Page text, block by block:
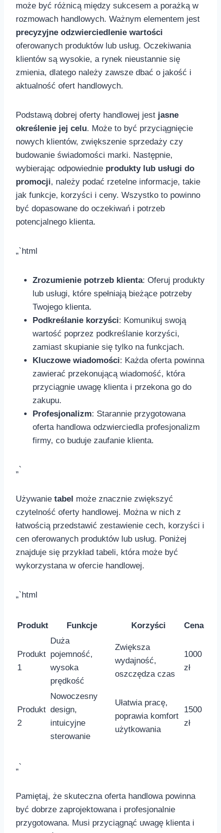
może ⁤być różnicą między sukcesem a porażką w
rozmowach handlowych. Ważnym elementem jest​
precyzyjne odzwierciedlenie wartości
oferowanych produktów lub usług. Oczekiwania
klientów są wysokie,⁣ a rynek nieustannie się
zmienia,‌ dlatego należy zawsze dbać o jakość i
aktualność ofert handlowych.
Podstawą ‌dobrej oferty handlowej jest jasne
określenie jej celu. Może to być przyciągnięcie
nowych ​klientów, zwiększenie sprzedaży czy
budowanie świadomości marki. Następnie,
wybierając odpowiednie​ produkty lub ‌usługi do
⁢promocji, należy ‌podać rzetelne informacje,‌ takie
jak funkcje, ⁣korzyści i ceny. Wszystko to powinno
być dopasowane do oczekiwań i potrzeb
potencjalnego klienta.
„`html
Zrozumienie ⁢potrzeb klienta: Oferuj ‍produkty
​lub usługi, które spełniają bieżące potrzeby
Twojego⁤ klienta.
Podkreślanie korzyści: Komunikuj swoją
wartość poprzez podkreślanie korzyści,
zamiast skupianie się tylko na funkcjach.
Kluczowe wiadomości: ⁣Każda ‌oferta powinna
zawierać przekonującą wiadomość,​ która
przyciągnie uwagę klienta i przekona go do
zakupu.
Profesjonalizm: Starannie przygotowana
oferta handlowa ⁤odzwierciedla profesjonalizm
‍firmy, co buduje zaufanie klienta.
„`
Używanie tabel może ⁤znacznie zwiększyć
czytelność oferty handlowej. Można w nich z
łatwością przedstawić zestawienie cech, korzyści i
cen oferowanych produktów lub usług. Poniżej
znajduje się przykład tabeli,⁤ która może być
wykorzystana ⁤w ofercie handlowej.
„`html
Produkt Funkcje Korzyści Cena
Produkt
1
Duża
pojemność,
wysoka⁢
prędkość
Zwiększa
wydajność,
oszczędza czas
1000
zł
Produkt
2
Nowoczesny
design,
intuicyjne
sterowanie
Ułatwia ⁤pracę,⁢
poprawia komfort‌
użytkowania
1500
zł
„`
Pamiętaj, że skuteczna oferta handlowa powinna
być dobrze‌ zaprojektowana i profesjonalnie
przygotowana. Musi przyciągnąć⁣ uwagę klienta i